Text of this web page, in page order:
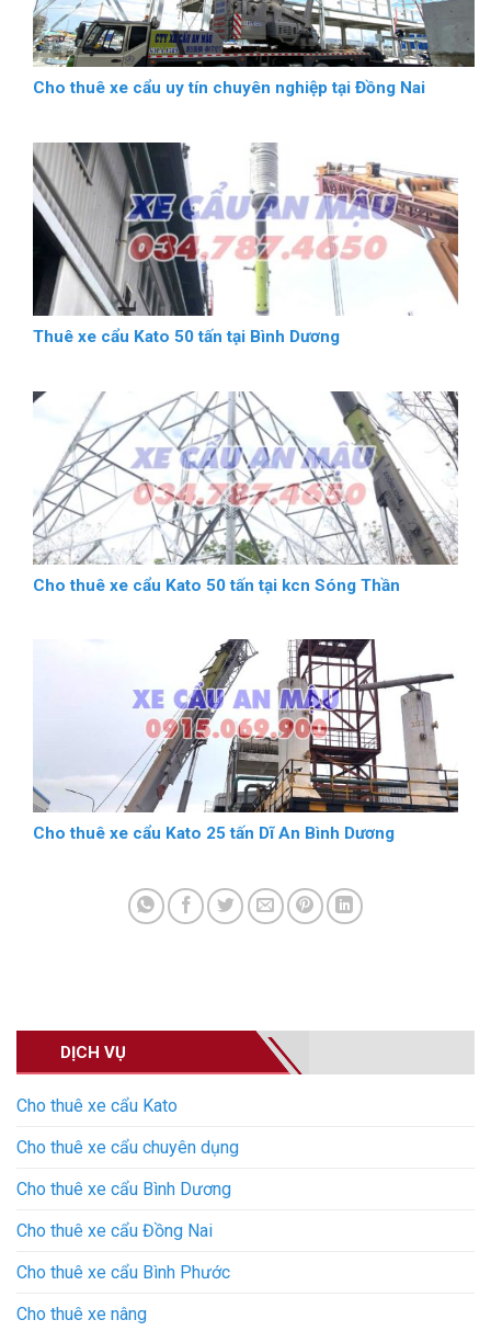
DỊCH VỤ
Cho thuê xe cẩu Kato
Cho thuê xe cẩu chuyên dụng
Cho thuê xe cẩu Bình Dương
Cho thuê xe cẩu Đồng Nai
Cho thuê xe cẩu Bình Phước
Cho thuê xe nâng
Cho thuê xe cẩu uy tín chuyên nghiệp tại Đồng Nai
Thuê xe cẩu Kato 50 tấn tại Bình Dương
Cho thuê xe cẩu Kato 50 tấn tại kcn Sóng Thần
Cho thuê xe cẩu Kato 25 tấn Dĩ An Bình Dương